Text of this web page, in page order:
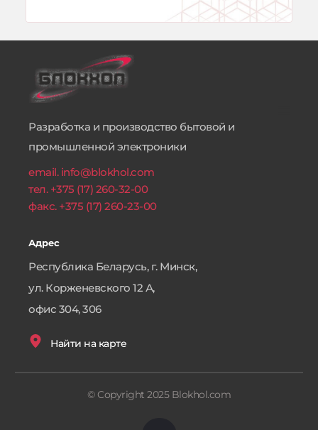
Разработка и производство бытовой и
промышленной электроники
email. info@blokhol.com
тел. +375 (17) 260-32-00
факс. +375 (17) 260-23-00
Адрес
Республика Беларусь, г. Минск,
ул. Корженевского 12 А,
офис 304, 306
Найти на карте
© Copyright 2025 Blokhol.com